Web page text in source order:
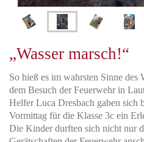
„Wasser marsch!“
So hieß es im wahrsten Sinne des
dem Besuch der Feuerwehr in
Helfer Luca Dresbach gaben sich
Vormittag für die Klasse 3c ein
Die Kinder durften sich nicht nur